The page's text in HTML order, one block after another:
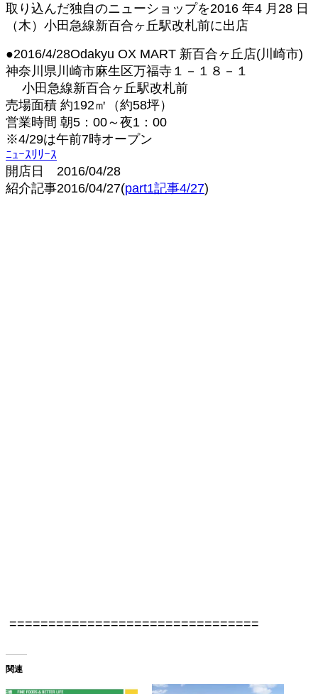
取り込んだ独自のニューショップを2016 年4 月28 日
（木）小田急線新百合ヶ丘駅改札前に出店
●2016/4/28Odakyu OX MART 新百合ヶ丘店(川崎市)
神奈川県川崎市麻生区万福寺１－１８－１
小田急線新百合ヶ丘駅改札前
売場面積 約192㎡（約58坪）
営業時間 朝5：00～夜1：00
※4/29は午前7時オープン
ﾆｭｰｽﾘﾘｰｽ
開店日 2016/04/28
紹介記事2016/04/27(part1記事4/27)
================================
関連